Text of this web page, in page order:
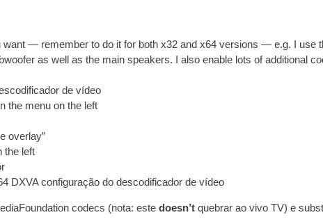
want — remem­ber to do it for both x32 and x64 ver­sions — e.g.
I use
as well as the main speak­ers. I also enable lots of addi­tion­al
de vídeo
the menu on the left
overlay”
the left
DXVAconfiguração do descodificador de vídeo
codecs (nota: estedoes­n’t quebrar ao vivoTV) e